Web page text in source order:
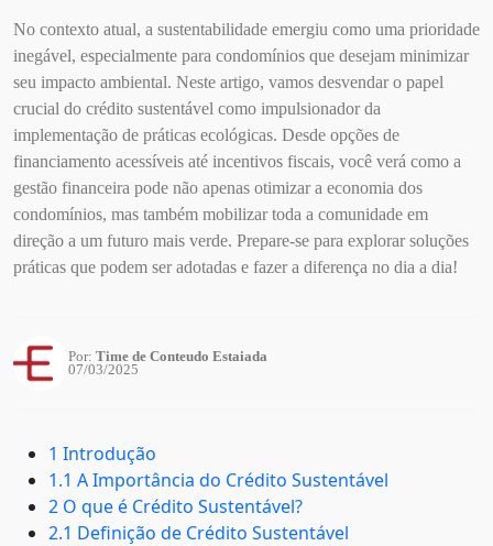
No contexto atual, a sustentabilidade emergiu como uma prioridade
inegável, especialmente para condomínios que desejam minimizar
seu impacto ambiental. Neste artigo, vamos desvendar o papel
crucial do crédito sustentável como impulsionador da
implementação de práticas ecológicas. Desde opções de
financiamento acessíveis até incentivos fiscais, você verá como a
gestão financeira pode não apenas otimizar a economia dos
condomínios, mas também mobilizar toda a comunidade em
direção a um futuro mais verde. Prepare-se para explorar soluções
práticas que podem ser adotadas e fazer a diferença no dia a dia!
Por: Time de Conteudo Estaiada
07/03/2025
1 Introdução
1.1 A Importância do Crédito Sustentável
2 O que é Crédito Sustentável?
2.1 Definição de Crédito Sustentável